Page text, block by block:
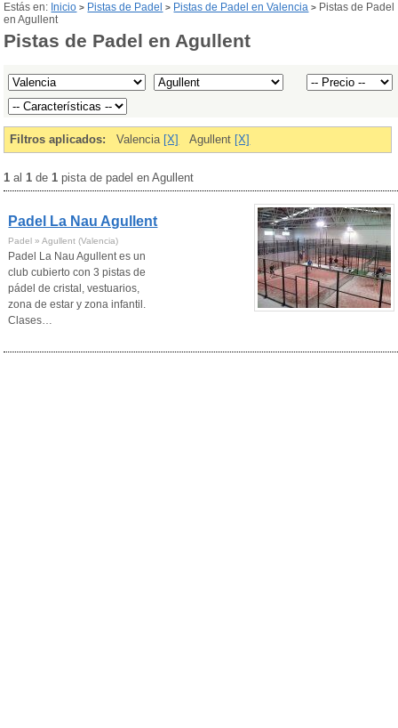
Estás en: Inicio > Pistas de Padel > Pistas de Padel en Valencia > Pistas de Padel
en Agullent
Pistas de Padel en Agullent
Filtros aplicados: Valencia [X] Agullent [X]
1 al1 de1 pista de padel en Agullent
Padel La Nau Agullent
Padel » Agullent (Valencia)
Padel La Nau Agullent es un
club cubierto con 3 pistas de
pádel de cristal, vestuarios,
zona de estar y zona infantil.
Clases…